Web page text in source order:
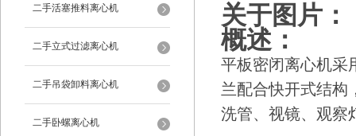
二手活塞推料离心机
二手立式过滤离心机
二手吊袋卸料离心机
二手卧螺离心机
关于图片：
概述：
平板密闭离心机采
兰配合快开式结构
洗管、视镜、观察